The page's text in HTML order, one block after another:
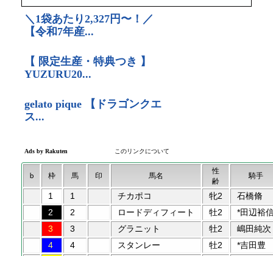
b 枠 馬 印 馬名
性
齢
騎手
1 1 チカポコ 牝2
石橋脩
2
2 ロードディフィート 牡2
*田辺裕
3
3 グラニット 牡2
嶋田純次
4
4 スタンレー 牡2
*吉田豊